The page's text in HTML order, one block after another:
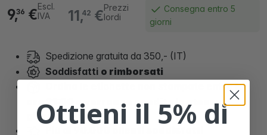
11,42 €Prezzi
lordi
9,36 €Escl.
IVA
Consegna entro 5
giorni
Spedizione gratuita da 350,- (IT)
Soddisfatti o rimborsati
Ordina le etichette non stampate entrole
ore 21:00 e verranno spedite lo stesso
giorno.
Ottieni il 5% di